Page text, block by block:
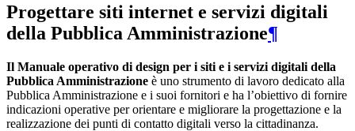
Progettare siti internet e servizi digitali
della Pubblica Amministrazione¶
Il Manuale operativo di design per i siti e i servizi digitali della
Pubblica Amministrazione è uno strumento di lavoro dedicato alla
Pubblica Amministrazione e i suoi fornitori e ha l’obiettivo di fornire
indicazioni operative per orientare e migliorare la progettazione e la
realizzazione dei punti di contatto digitali verso la cittadinanza.